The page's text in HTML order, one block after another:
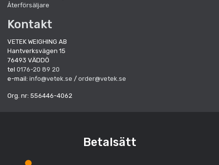
Återförsäljare
Kontakt
VETEK WEIGHING AB
Hantverksvägen 15
76493 VÄDDÖ
tel 0176-20 89 20
e-mail: info@vetek.se / order@vetek.se
Org. nr: 556446-4062
Betalsätt